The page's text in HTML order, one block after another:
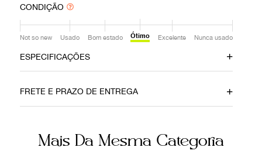
CONDIÇÃO
Not so new Usado Bom estado Ótimo Excelente Nunca usado
ESPECIFICAÇÕES
Couro Vegano Cinza
Botão Magnético 800397
FRETE E PRAZO DE ENTREGA
Mais Da Mesma Categoria